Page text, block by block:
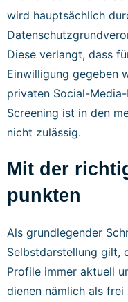
wird hauptsächlich
Diese verlangt, dass
Einwilligung gegeben
privaten Social-
Screening ist in den
nicht zulässig.
Mit der
punkten
Als grundlegender
Selbstdarstellung gilt,
Profile immer aktuell
dienen nämlich als